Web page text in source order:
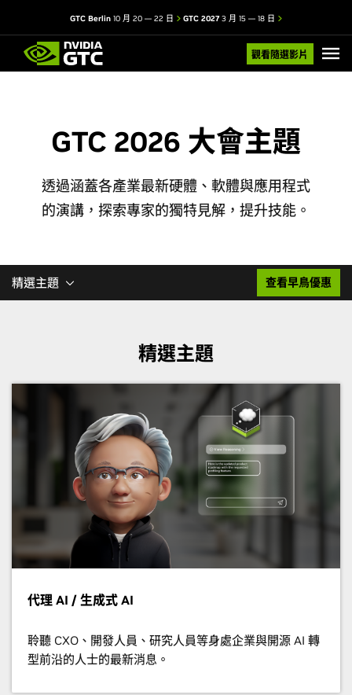
GTC Berlin 10 月 20 — 22 日 GTC 20273 月 15 — 18 日
觀看隨選影片
GTC 2026 大會主題
透過涵蓋各產業最新硬體、軟體與應用程式
的演講，探索專家的獨特見解，提升技能。
精選主題 查看早鳥優惠
精選主題
代理 AI / 生成式 AI
聆聽 CXO、開發人員、研究人員等身處企業與開源 AI 轉
型前沿的人士的最新消息。